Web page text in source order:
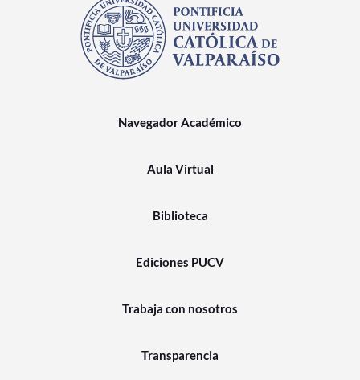
Navegador Académico
Aula Virtual
Biblioteca
Ediciones PUCV
Trabaja con nosotros
Transparencia